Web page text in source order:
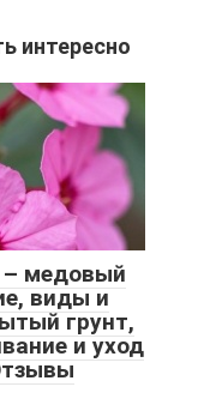
интересно
– медовый
виды и
грунт,
и уход